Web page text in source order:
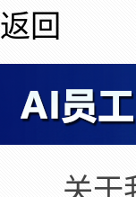
返回
关于